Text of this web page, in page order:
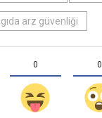
gıda arz güvenliği
0 0